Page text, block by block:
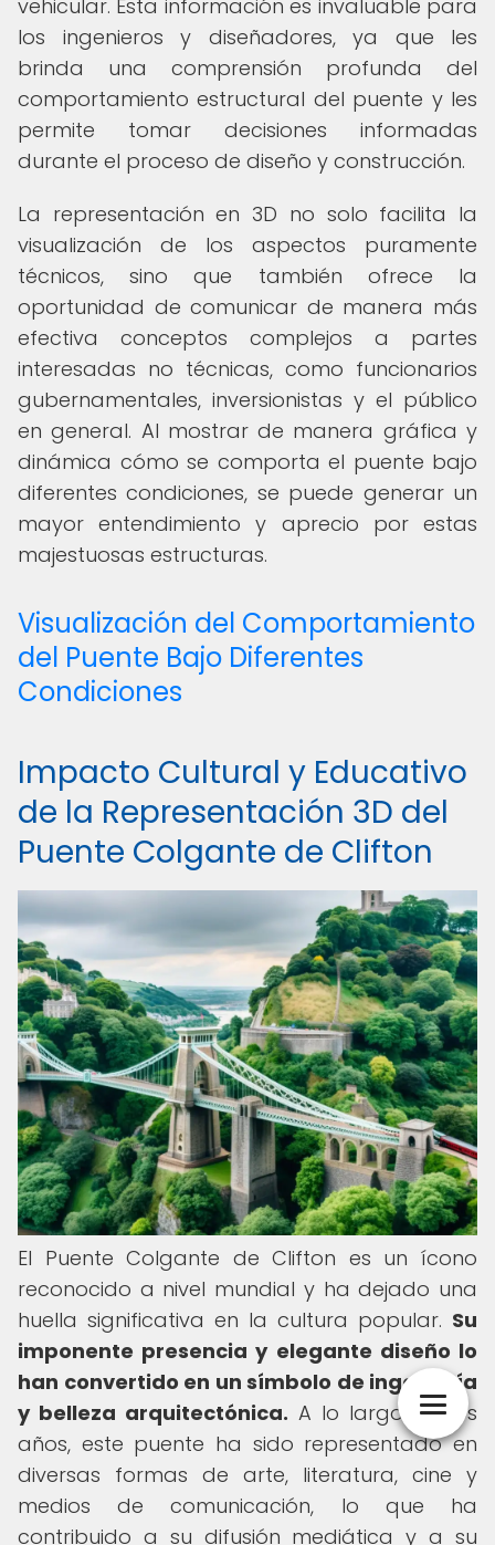
vehicular. Esta información es invaluable para
los ingenieros y diseñadores, ya que les
brinda una comprensión profunda del
comportamiento estructural del puente y les
permite tomar decisiones informadas
durante el proceso de diseño y construcción.
La representación en 3D no solo facilita la
visualización de los aspectos puramente
técnicos, sino que también ofrece la
oportunidad de comunicar de manera más
efectiva conceptos complejos a partes
interesadas no técnicas, como funcionarios
gubernamentales, inversionistas y el público
en general. Al mostrar de manera gráfica y
dinámica cómo se comporta el puente bajo
diferentes condiciones, se puede generar un
mayor entendimiento y aprecio por estas
majestuosas estructuras.
Visualización del Comportamiento
del Puente Bajo Diferentes
Condiciones
Impacto Cultural y Educativo
de la Representación 3D del
Puente Colgante de Clifton
El Puente Colgante de Clifton es un ícono
reconocido a nivel mundial y ha dejado una
huella significativa en la cultura popular. Su
imponente presencia y elegante diseño lo
han convertido en un símbolo de ingeniería
y belleza arquitectónica. A lo largo de los
años, este puente ha sido representado en
diversas formas de arte, literatura, cine y
medios de comunicación, lo que ha
contribuido a su difusión mediática y a su